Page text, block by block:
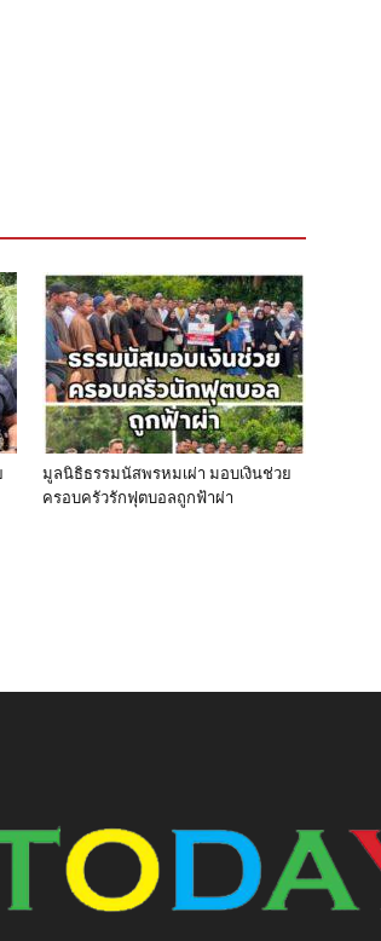
มูลนิธิธรรมนัสพรหมเผ่า มอบเงินช่วย
ครอบครัวรักฟุตบอลถูกฟ้าผ่า